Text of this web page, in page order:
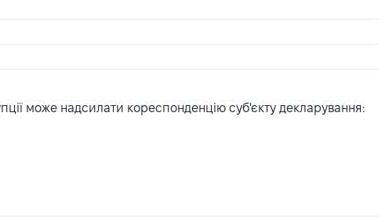
може надсилати кореспонденцію суб'єкту декларування: